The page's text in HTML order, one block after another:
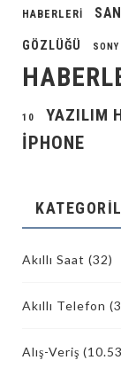
HABERLERI
GÖZLÜĞÜ SONY
10 YAZILIM
İPHONE
Akıllı Saat (32)
Akıllı Telefon
Alış-Veriş